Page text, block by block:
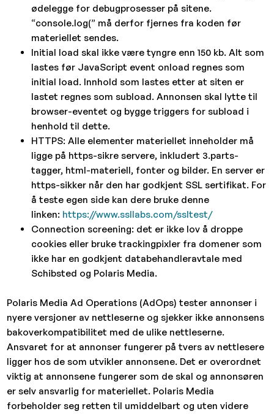
ødelegge for debugprosesser på sitene.
“console.log(” må derfor fjernes fra koden før
materiellet sendes.
Initial load skal ikke være tyngre enn 150 kb. Alt som
lastes før JavaScript event onload regnes som
initial load. Innhold som lastes etter at siten er
lastet regnes som subload. Annonsen skal lytte til
browser-eventet og bygge triggers for subload i
henhold til dette.
HTTPS: Alle elementer materiellet inneholder må
ligge på https-sikre servere, inkludert 3.parts-
tagger, html-materiell, fonter og bilder. En server er
https-sikker når den har godkjent SSL sertifikat. For
å teste egen side kan dere bruke denne
linken: https://www.ssllabs.com/ssltest/
Connection screening: det er ikke lov å droppe
cookies eller bruke trackingpixler fra domener som
ikke har en godkjent databehandleravtale med
Schibsted og Polaris Media.
Polaris Media Ad Operations (AdOps) tester annonser i
nyere versjoner av nettleserne og sjekker ikke annonsens
bakoverkompatibilitet med de ulike nettleserne.
Ansvaret for at annonser fungerer på tvers av nettlesere
ligger hos de som utvikler annonsene. Det er overordnet
viktig at annonsene fungerer som de skal og annonsøren
er selv ansvarlig for materiellet. Polaris Media
forbeholder seg retten til umiddelbart og uten videre